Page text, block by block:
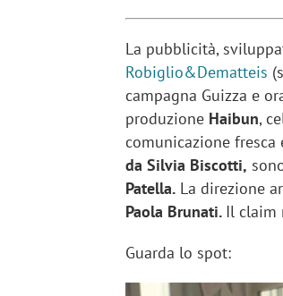
La pubblicità,
Robiglio&Dematteis
campagna Guizza e
produzione Haibun,
comunicazione
da Silvia Biscotti,
Patella. La direzione
Paola Brunati. Il claim
Guarda lo spot: